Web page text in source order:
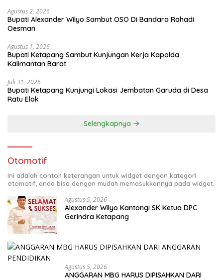
Agustus 2, 2026
Bupati Alexander Wilyo Sambut OSO Di Bandara Rahadi
Oesman
Agustus 1, 2026
Bupati Ketapang Sambut Kunjungan Kerja Kapolda
Kalimantan Barat
Juli 31, 2026
Bupati Ketapang Kunjungi Lokasi Jembatan Garuda di Desa
Ratu Elok
Selengkapnya
Otomotif
Ini adalah contoh keterangan untuk widget dengan kategori
otomotif, anda bisa dengan mudah memasukkannya pada widget.
Agustus 5, 2026
Alexander Wilyo Kantongi SK Ketua DPC
Gerindra Ketapang
Agustus 5, 2026
ANGGARAN MBG HARUS DIPISAHKAN DARI